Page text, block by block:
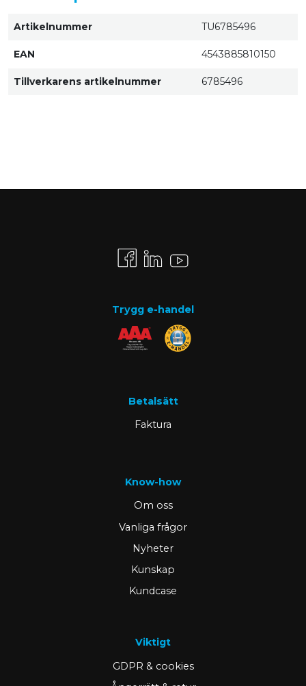
Artikelnummer TU6785496
EAN 4543885810150
Tillverkarens artikelnummer 6785496
Trygg e-handel
Betalsätt
Faktura
Know-how
Om oss
Vanliga frågor
Nyheter
Kunskap
Kundcase
Viktigt
GDPR & cookies